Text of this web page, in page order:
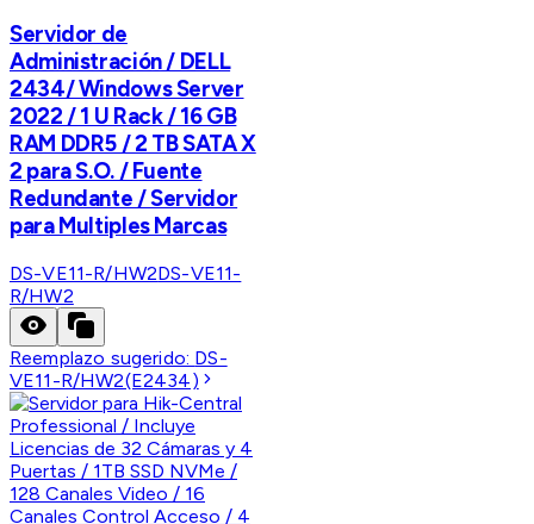
Servidor de
Administración / DELL
2434/ Windows Server
2022 / 1 U Rack / 16 GB
RAM DDR5 / 2 TB SATA X
2 para S.O. / Fuente
Redundante / Servidor
para Multiples Marcas
DS-VE11-R/HW2DS-VE11-
R/HW2
Reemplazo sugerido: DS-
VE11-R/HW2(E2434)